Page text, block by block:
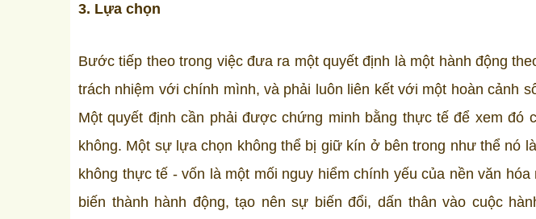
3. Lựa chọn
Bước tiếp theo trong việc đưa ra một quyết định là một hành động
trách nhiệm với chính mình, và phải luôn liên kết với một hoàn cảnh
Một quyết định cần phải được chứng minh bằng thực tế để xem đó
không. Một sự lựa chọn không thể bị giữ kín ở bên trong như thể nó
không thực tế - vốn là một mối nguy hiểm chính yếu của nền văn
biến thành hành động, tạo nên sự biến đổi, dấn thân vào cuộc